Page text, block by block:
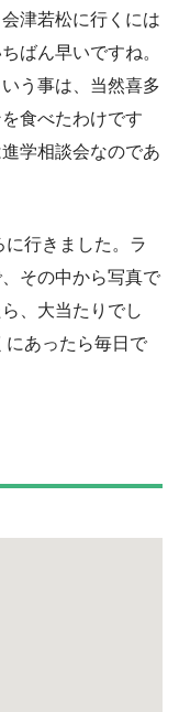
津若松に行くには
ばん早いですね。
う事は、当然喜多
食べたわけです
学相談会なのであ
行きました。ラ
その中から写真で
、大当たりでし
にあったら毎日で